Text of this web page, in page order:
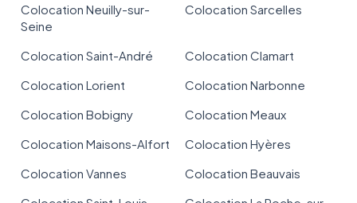
Colocation Neuilly-sur-
Seine
Colocation Sarcelles
Colocation Saint-André
Colocation Clamart
Colocation Lorient
Colocation Narbonne
Colocation Bobigny
Colocation Meaux
Colocation Maisons-Alfort
Colocation Hyères
Colocation Vannes
Colocation Beauvais